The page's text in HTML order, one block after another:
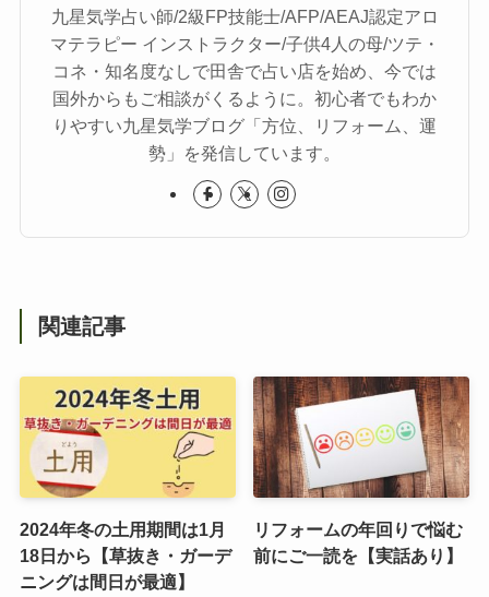
九星気学占い師/2級FP技能士/AFP/AEAJ認定アロ
マテラピー インストラクター/子供4人の母/ツテ・
コネ・知名度なしで田舎で占い店を始め、今では
国外からもご相談がくるように。初心者でもわか
りやすい九星気学ブログ「方位、リフォーム、運
勢」を発信しています。
関連記事
2024年冬の土用期間は1月
18日から【草抜き・ガーデ
ニングは間日が最適】
リフォームの年回りで悩む
前にご一読を【実話あり】